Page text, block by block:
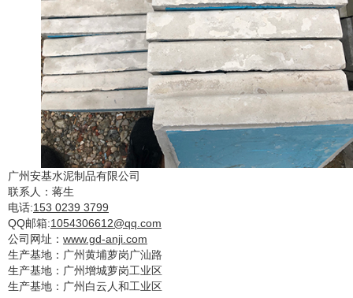
广州安基水泥制品有限公司
联系人：蒋生
电话:153 0239 3799
QQ邮箱:1054306612@qq.com
公司网址： www.gd-anji.com
生产基地：广州黄埔萝岗广汕路
生产基地：广州增城萝岗工业区
生产基地：广州白云人和工业区